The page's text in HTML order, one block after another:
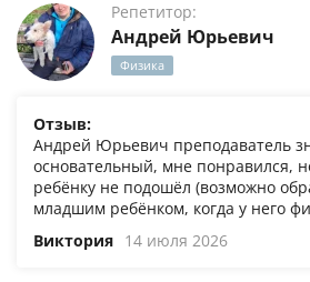
Репетитор:
Андрей Юрьевич
Физика
Отзыв:
Андрей Юрьевич преподаватель
основательный, мне понравился,
ребёнку не подошёл (возможно
младшим ребёнком, когда у него
Виктория 14 июля 2026